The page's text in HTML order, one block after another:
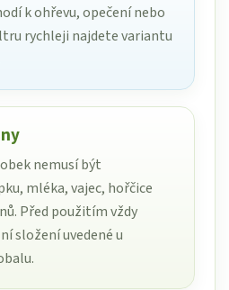
k ohřevu, opečení nebo
rychleji najdete variantu
nemusí být
mléka, vajec, hořčice
Před použitím vždy
složení uvedené u